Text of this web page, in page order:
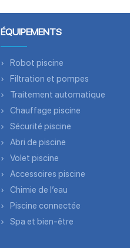
ÉQUIPEMENTS
Robot piscine
Filtration et pompes
Traitement automatique
Chauffage piscine
Sécurité piscine
Abri de piscine
Volet piscine
Accessoires piscine
Chimie de l’eau
Piscine connectée
Spa et bien-être